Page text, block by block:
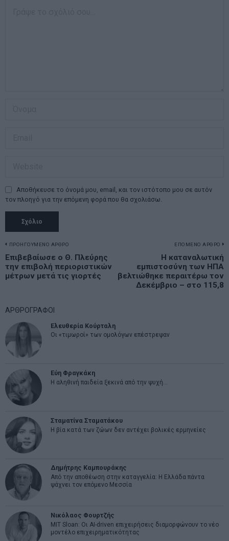
Αποθήκευσε το όνομά μου, email, και τον ιστότοπο μου σε αυτόν
τον πλοηγό για την επόμενη φορά που θα σχολιάσω.
Πλοήγηση
άρθρων
ΠΡΟΗΓΟΥΜΕΝΟ ΑΡΘΡΟ
Previous
post:
Επιβεβαίωσε ο Θ. Πλεύρης
την επιβολή περιοριστικών
μέτρων μετά τις γιορτές
ΕΠΟΜΕΝΟ ΑΡΘΡΟ
Η καταναλωτική
εμπιστοσύνη των ΗΠΑ
βελτιώθηκε περαιτέρω τον
Δεκέμβριο – στο 115,8
ΑΡΘΡΟΓΡΑΦΟΙ
Ελευθερία Κούρταλη
Οι «τιμωροί» των ομολόγων επέστρεψαν
Εύη Φραγκάκη
Η αληθινή παιδεία ξεκινά από την ψυχή…
Σταματίνα Σταματάκου
Η βία κατά των ζώων δεν αντέχει βολικές ερμηνείες
Δημήτρης Καμπουράκης
Από την αποθέωση στην καταγγελία: Η Ελλάδα πάντα
ψάχνει τον επόμενο Μεσσία
Νικόλαος Φουρτζής
MIT Sloan: Οι AI-driven επιχειρήσεις διαμορφώνουν το νέο
μοντέλο επιχειρηματικότητας